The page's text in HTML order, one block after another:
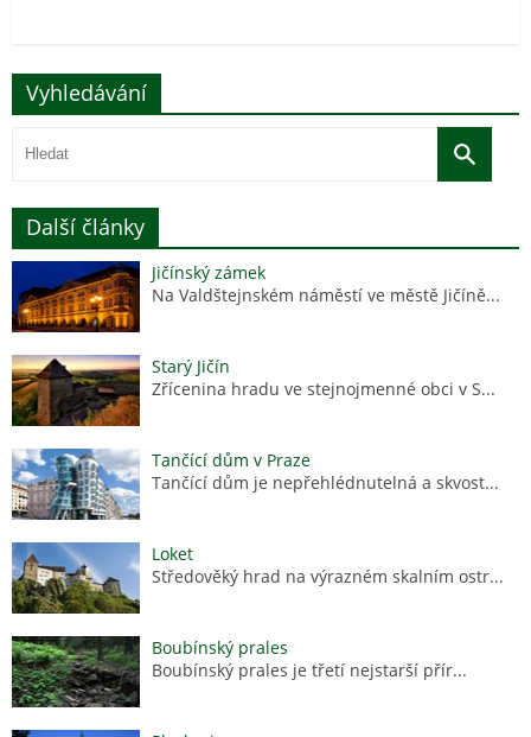
Vyhledávání
Další články
Jičínský zámek
Na Valdštejnském náměstí ve městě Jičíně...
Starý Jičín
Zřícenina hradu ve stejnojmenné obci v S...
Tančící dům v Praze
Tančící dům je nepřehlédnutelná a skvost...
Loket
Středověký hrad na výrazném skalním ostr...
Boubínský prales
Boubínský prales je třetí nejstarší přír...